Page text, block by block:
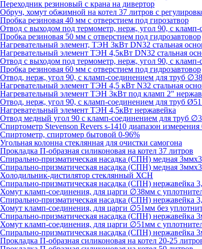
Переходник резиновый с крана на дивертор
Обруч, хомут обжимной на котел 37 литров с
Пробка резиновая 40 мм с отверстием под гирозатвор
Отвод с выходом под термометр, нерж, угол 90, с
Пробка резиновая 50 мм с отверстием под гидрозавтовор
Нагревательный элемент, ТЭН 3кВт DN32 стальная
Нагревательный элемент ТЭН 4,5кВт DN32 стальная
Отвод с выходом под термометр, нерж, угол 90, с
Пробка резиновая 60 мм с отверстием под гидрозавтовор
Отвод, нерж, угол 90, с кламп-соединением для труб
Нагревательный элемент ТЭН 4,5 кВт N32 стальная
Нагревательный элемент ТЭН 3кВт под кламп 2"
Отвод, нерж, угол 90, с кламп-соединением для труб
Нагревательный элемент ТЭН 4,5кВт нержавейка
Отвод медный угол 90 с кламп-соединением для труб
Спиртометр Stevenson Revers s-1410 диапазон измерения
Спиртометр, спиртомер бытовой 0-96%
Угольная колонна стеклянная для очистки самогона
Прокладка П-образная силиконовая на котел 37 литров
Спирально-призматическая насадка (СПН) медная
Спирально-призматическая насадка (СПН) медная
Холодильник-дистилятор стеклянный ХСН
Спирально-призматическая насадка (СПН) нержавейка
Хомут кламп-соединения, для царги ∅38мм с
Спирально-призматическая насадка (СПН) нержавейка
Хомут кламп-соединения, для царги ∅51мм без
Спирально-призматическая насадка (СПН) нержавейка
Хомут кламп-соединения, для царги ∅51мм с
Спирально-призматическая насадка (СПН) нержавейка
Прокладка П-образная силиконовая на котел 20-25